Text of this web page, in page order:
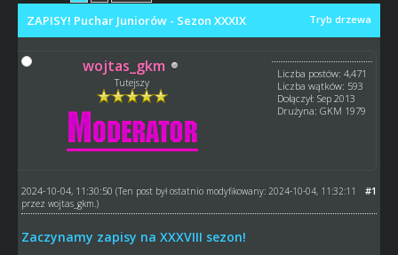
Tryb drzewa
ZAPISY! Puchar Juniorów - Sezon XXXIX
wojtas_gkm
Tutejszy
Liczba postów: 4,471
Liczba wątków: 593
Dołączył: Sep 2013
Drużyna: GKM 1979
#1
2024-10-04, 11:30:50 (Ten post był ostatnio modyfikowany: 2024-10-04, 11:32:11
przez wojtas_gkm .)
Zaczynamy zapisy na XXXVIII sezon!